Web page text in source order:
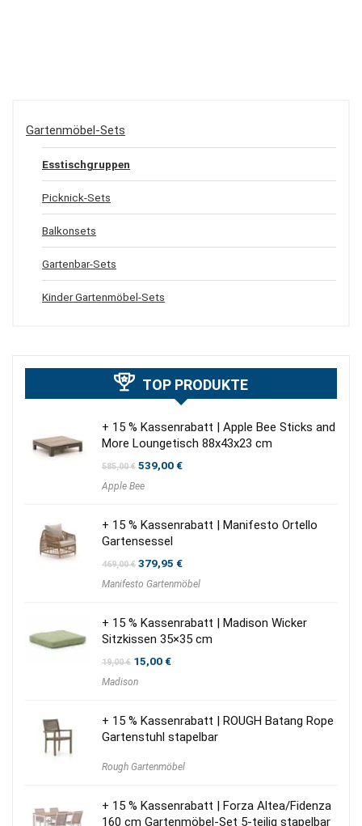
Gartenmöbel-Sets
Esstischgruppen
Picknick-Sets
Balkonsets
Gartenbar-Sets
Kinder Gartenmöbel-Sets
TOP PRODUKTE
+ 15 % Kassenrabatt | Apple Bee Sticks and
More Loungetisch 88x43x23 cm
585,00€ Ursprünglicher
war:
539,00€Aktueller
Apple Bee
+ 15 % Kassenrabatt | Manifesto Ortello
Gartensessel
469,00€ Ursprünglicher
war:
379,95 €Aktueller
ist:
Manifesto Gartenmöbel
+ 15 % Kassenrabatt | Madison Wicker
Sitzkissen 35×35 cm
19,00€ Ursprünglicher
war:
15,00€Aktueller
Madison
+ 15 % Kassenrabatt | ROUGH Batang Rope
Gartenstuhl stapelbar
Rough Gartenmöbel
+ 15 % Kassenrabatt | Forza Altea/Fidenza
160 cm Gartenmöbel-Set 5-teilig stapelbar